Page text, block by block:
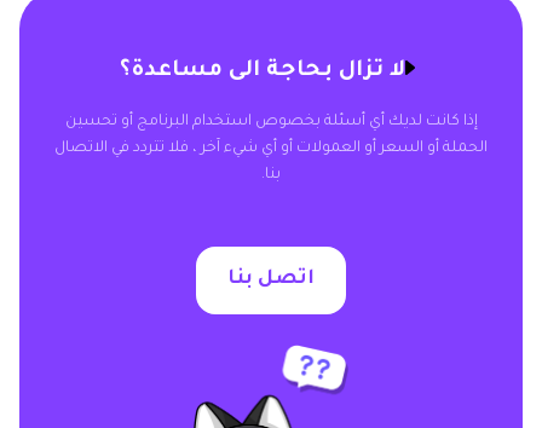
لا تزال بحاجة الى مساعدة؟
إذا كانت لديك أي أسئلة بخصوص استخدام البرنامج أو تحسين
الحملة أو السعر أو العمولات أو أي شيء آخر ، فلا تتردد في الاتصال
بنا.
اتصل بنا